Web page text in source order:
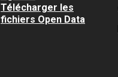
Télécharger les
fichiers Open Data